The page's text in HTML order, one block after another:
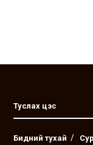
Туслах цэс
Бидний тухай